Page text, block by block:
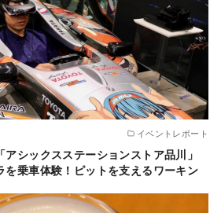
イベントレポート
シックスステーションストア品川」
を乗車体験！ピットを支えるワーキン